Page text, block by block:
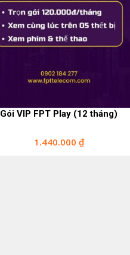
Gói VIP FPT Play (12 tháng)
1.440.000 ₫